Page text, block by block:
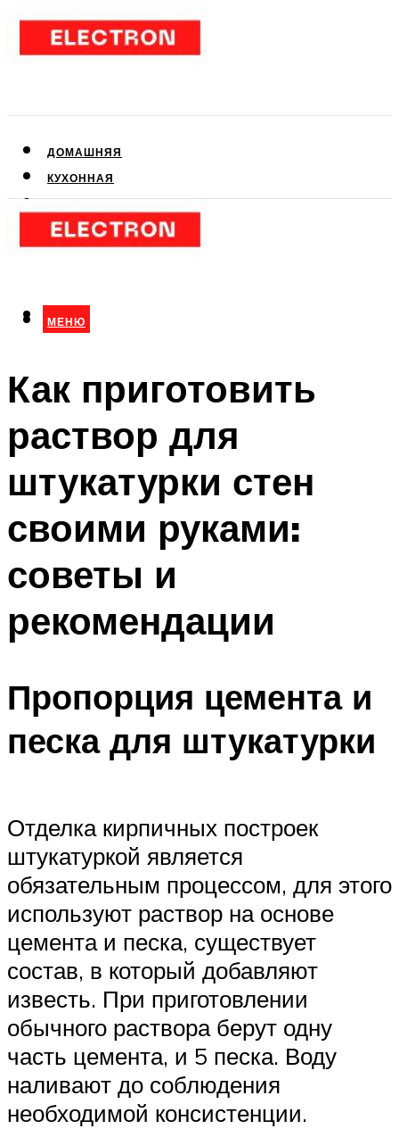
ДОМАШНЯЯ
КУХОННАЯ
КЛИМАТИЧЕСКАЯ
МЕНЮ
МЕНЮ
Как приготовить
раствор для
штукатурки стен
своими руками:
советы и
рекомендации
Пропорция цемента и
песка для штукатурки
Отделка кирпичных построек
штукатуркой является
обязательным процессом, для этого
используют раствор на основе
цемента и песка, существует
состав, в который добавляют
известь. При приготовлении
обычного раствора берут одну
часть цемента, и 5 песка. Воду
наливают до соблюдения
необходимой консистенции.